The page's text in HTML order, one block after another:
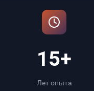
15+
Лет опыта